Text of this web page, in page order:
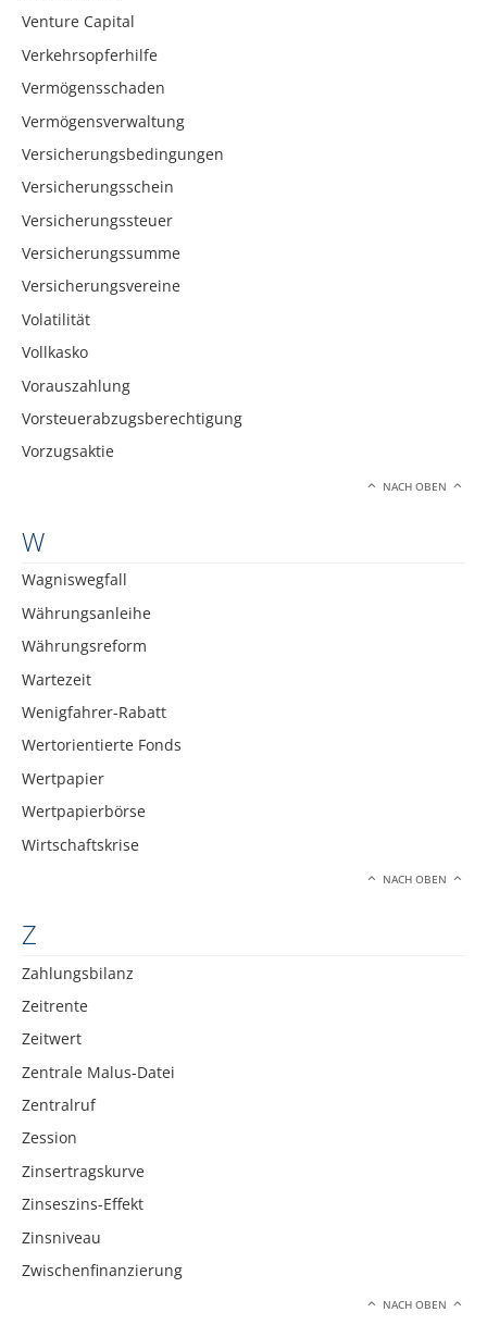
Venture Capital
Verkehrsopferhilfe
Vermögensschaden
Vermögensverwaltung
Versicherungsbedingungen
Versicherungsschein
Versicherungssteuer
Versicherungssumme
Versicherungsvereine
Volatilität
Vollkasko
Vorauszahlung
Vorsteuerabzugsberechtigung
Vorzugsaktie
NACH OBEN
W
Wagniswegfall
Währungsanleihe
Währungsreform
Wartezeit
Wenigfahrer-Rabatt
Wertorientierte Fonds
Wertpapier
Wertpapierbörse
Wirtschaftskrise
NACH OBEN
Z
Zahlungsbilanz
Zeitrente
Zeitwert
Zentrale Malus-Datei
Zentralruf
Zession
Zinsertragskurve
Zinseszins-Effekt
Zinsniveau
Zwischenfinanzierung
NACH OBEN